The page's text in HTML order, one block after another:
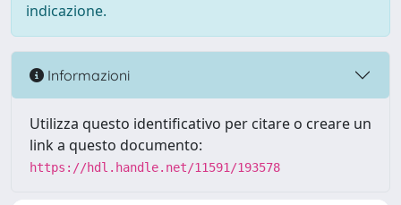
indicazione.
Informazioni
Utilizza questo identificativo per citare o creare un
link a questo documento:
https://hdl.handle.net/11591/193578